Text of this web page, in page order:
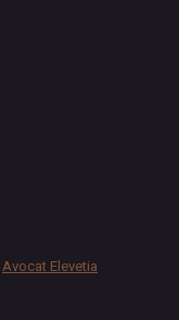
Avocat Elevetia